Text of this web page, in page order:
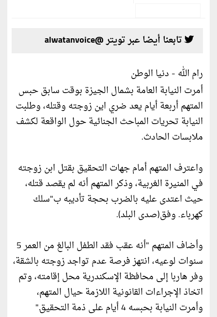
تابعنا أيضا عبر تويتر @alwatanvoice
رام الله - دنيا الوطن
أمرت النيابة العامة بشمال الجيزة بوقت سابق حبس
المتهم أربعة أيام يعد ضري اين زوجته وقتله، وطلبت
النيابة تحريات المباحث الجنائية حول الواقعة لكشف
ملابسات الحادث.
واعترف المتهم أمام جهات التحقيق بقتل ابن زوجته
في المنيرة الغربية، وذكر المتهم أنه لم يقصد قتله،
حيث اعتدى عليه بالضرب بحجة تأديبه ب"سلك
كهرباء. وفق(صدى البلد).
وأضاف المتهم "أنه عقب فقد الطفل البالغ من العمر 5
سنوات لوعيه، انتهز فرصة عدم تواجد زوجته بالشقة،
وفر هاربا إلى محافظة الإسكندرية محل إقامته، وتم
اتخاذ الإجراءات القانونية اللازمة حيال المتهم،
وأمرت النيابة بحبسه 4 أيام على ذمة التحقيق."